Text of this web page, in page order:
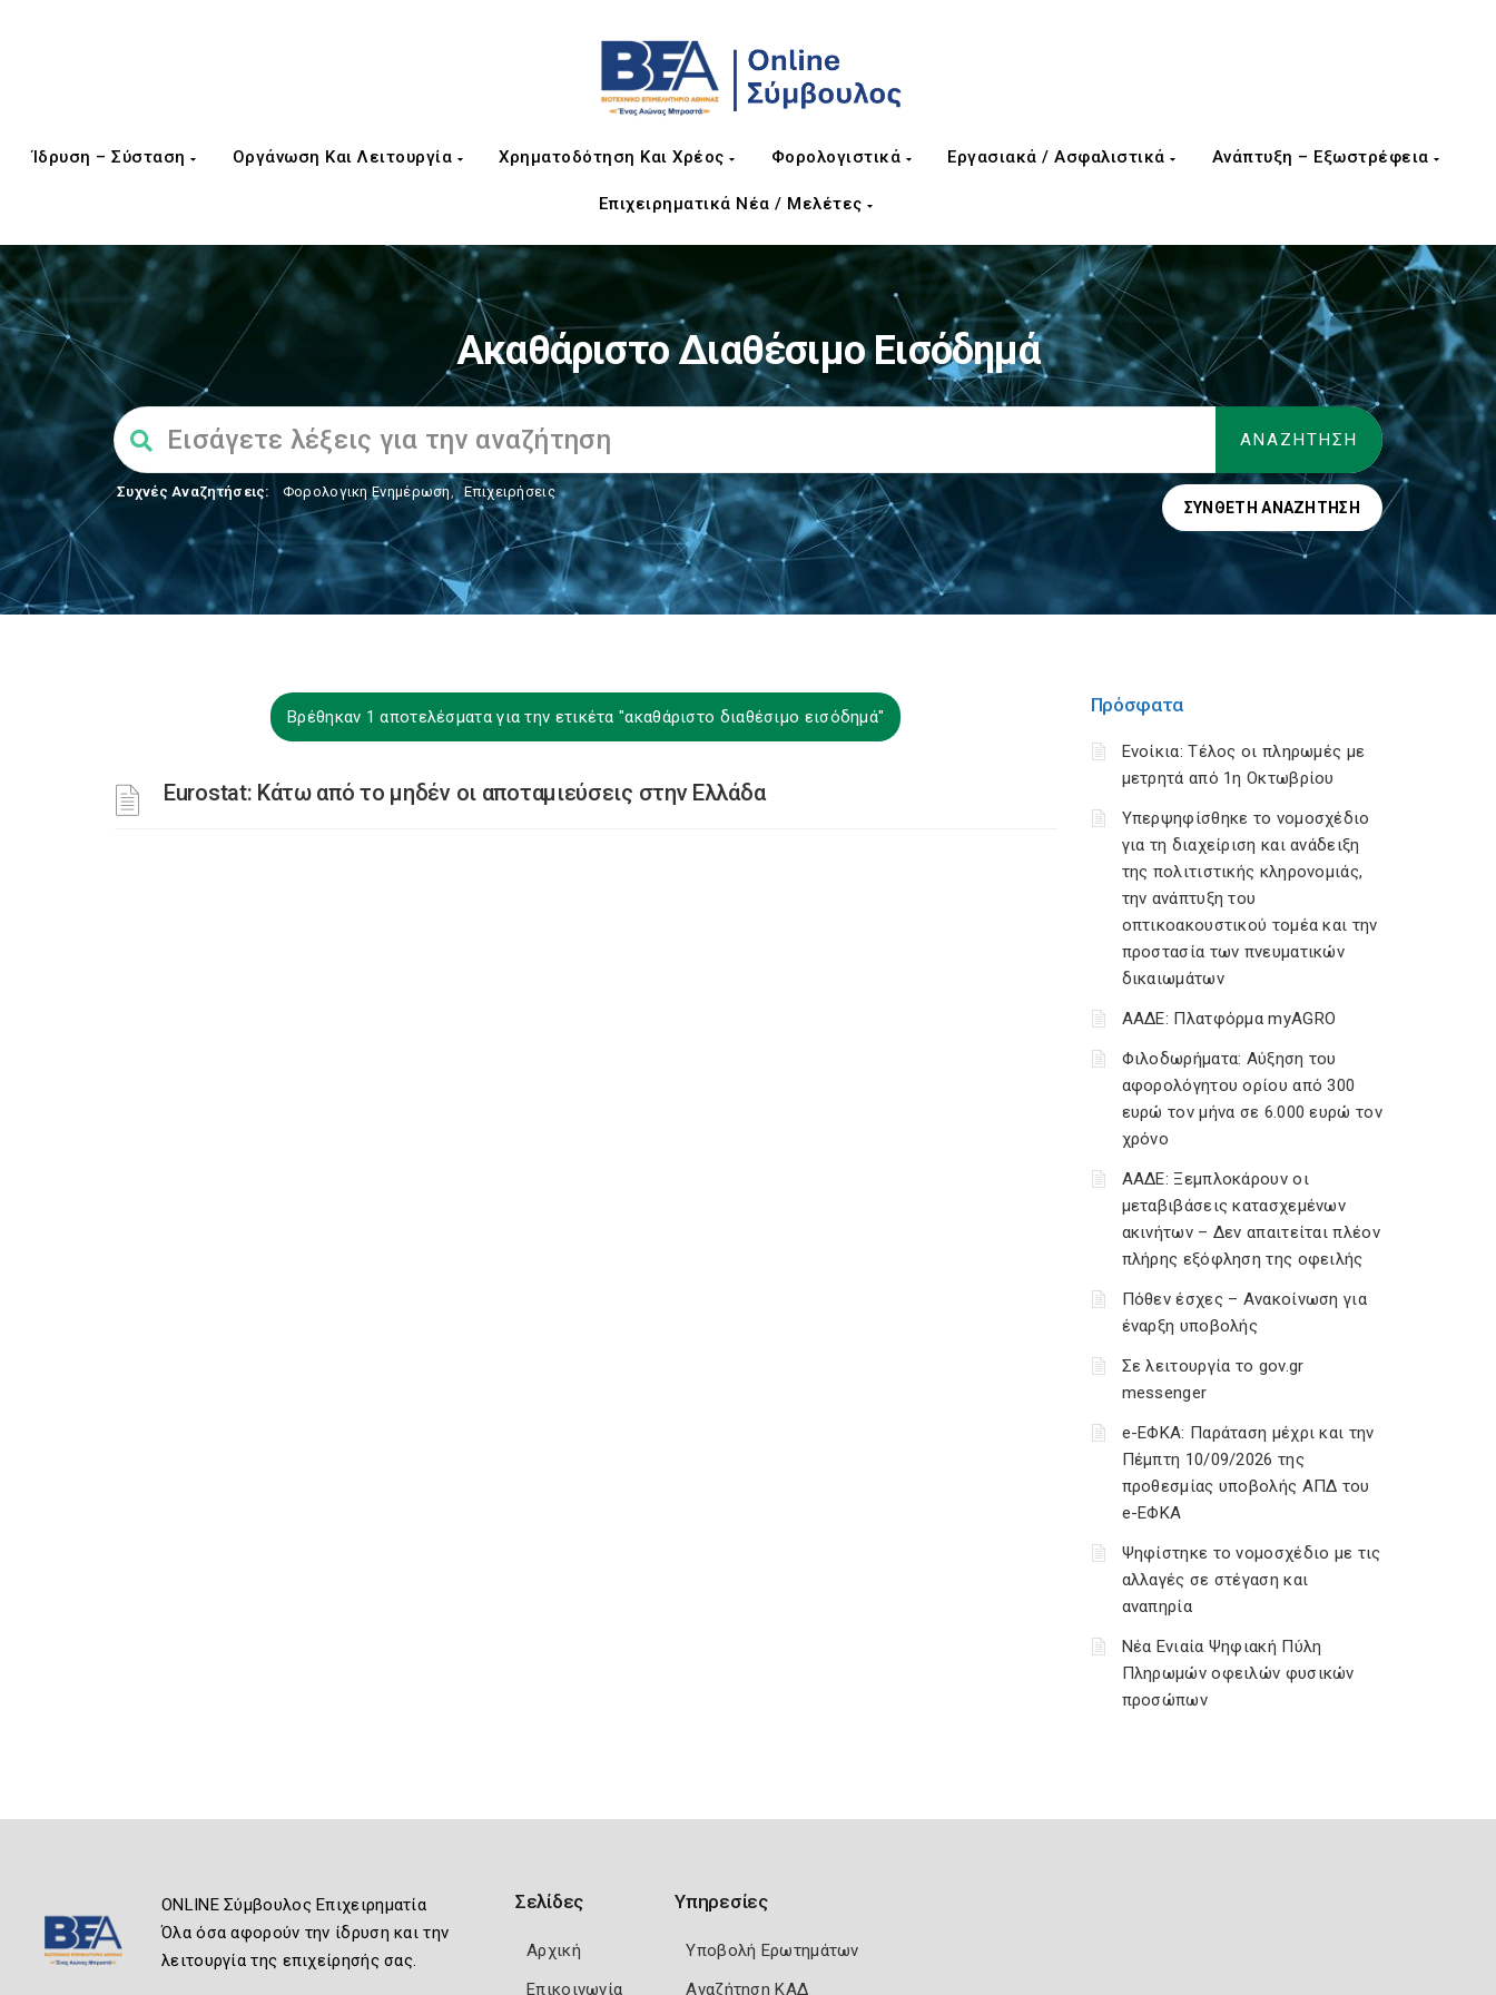
Ίδρυση – Σύσταση Οργάνωση Και Λειτουργία Χρηματοδότηση Και Χρέος Φορολογιστικά Εργασιακά / Ασφαλιστικά Ανάπτυξη – Εξωστρέφεια
Επιχειρηματικά Νέα / Μελέτες
Ακαθάριστο Διαθέσιμο Εισόδημά
Συχνές Αναζητήσεις: Φορολογικη Ενημέρωση, Επιχειρήσεις
ΣΎΝΘΕΤΗ ΑΝΑΖΉΤΗΣΗ
Βρέθηκαν 1 αποτελέσματα για την ετικέτα "ακαθάριστο διαθέσιμο εισόδημά"
Eurostat: Κάτω από το μηδέν οι αποταμιεύσεις στην Ελλάδα
Πρόσφατα
Ενοίκια: Τέλος οι πληρωμές με
μετρητά από 1η Οκτωβρίου
Υπερψηφίσθηκε το νομοσχέδιο
για τη διαχείριση και ανάδειξη
της πολιτιστικής κληρονομιάς,
την ανάπτυξη του
οπτικοακουστικού τομέα και την
προστασία των πνευματικών
δικαιωμάτων
ΑΑΔΕ: Πλατφόρμα myAGRO
Φιλοδωρήματα: Αύξηση του
αφορολόγητου ορίου από 300
ευρώ τον μήνα σε 6.000 ευρώ τον
χρόνο
ΑΑΔΕ: Ξεμπλοκάρουν οι
μεταβιβάσεις κατασχεμένων
ακινήτων – Δεν απαιτείται πλέον
πλήρης εξόφληση της οφειλής
Πόθεν έσχες – Ανακοίνωση για
έναρξη υποβολής
Σε λειτουργία το gov.gr
messenger
e-ΕΦΚΑ: Παράταση μέχρι και την
Πέμπτη 10/09/2026 της
προθεσμίας υποβολής ΑΠΔ του
e-ΕΦΚΑ
Ψηφίστηκε το νομοσχέδιο με τις
αλλαγές σε στέγαση και
αναπηρία
Νέα Ενιαία Ψηφιακή Πύλη
Πληρωμών οφειλών φυσικών
προσώπων
ONLINE Σύμβουλος Επιχειρηματία
Όλα όσα αφορούν την ίδρυση και την
λειτουργία της επιχείρησής σας.
Σελίδες
Αρχική
Επικοινωνία
Υπηρεσίες
Υποβολή Ερωτημάτων
Αναζήτηση ΚΑΔ